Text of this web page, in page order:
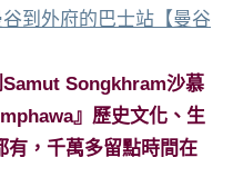
到外府的巴士站【曼谷
Songkhram沙慕
』歷史文化、生
，千萬多留點時間在